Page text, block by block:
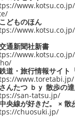
どものほん
通新聞社新書
道・旅行情報サイト
www.toretabi.jp/
んたつ ｂｙ 散歩の
san-tatsu.jp/
央線が好きだ。 × 散
chuosuki.jp/